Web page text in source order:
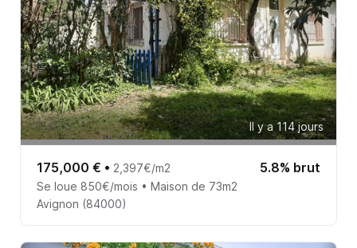
Il y a 114 jours
175,000 € • 2,397€/m2 5.8% brut
Se loue 850€/mois • Maison de 73m2
Avignon (84000)